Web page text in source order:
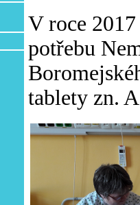
V roce
potřebu
tablety zn.